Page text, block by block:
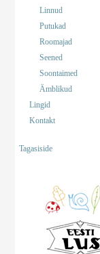
Linnud
Putukad
Roomajad
Seened
Soontaimed
Ämblikud
Lingid
Kontakt
Tagasiside